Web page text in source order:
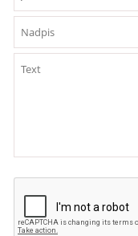
VZDĚLÁVACÍ BLOK
VZDĚLÁVACÍ BLOK
VZDĚLÁVACÍ BLOK